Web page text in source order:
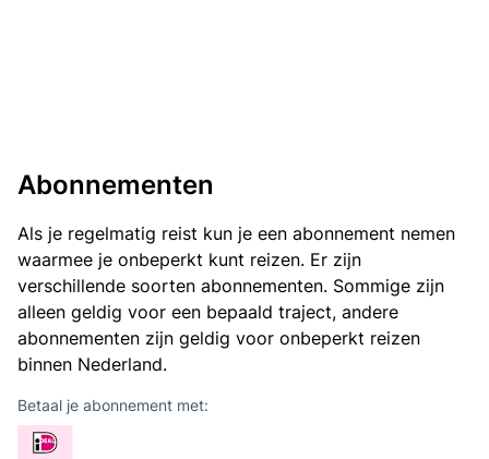
Abonnementen
Als je regelmatig reist kun je een abonnement nemen
waarmee je onbeperkt kunt reizen. Er zijn
verschillende soorten abonnementen. Sommige zijn
alleen geldig voor een bepaald traject, andere
abonnementen zijn geldig voor onbeperkt reizen
binnen Nederland.
Betaal je abonnement met: